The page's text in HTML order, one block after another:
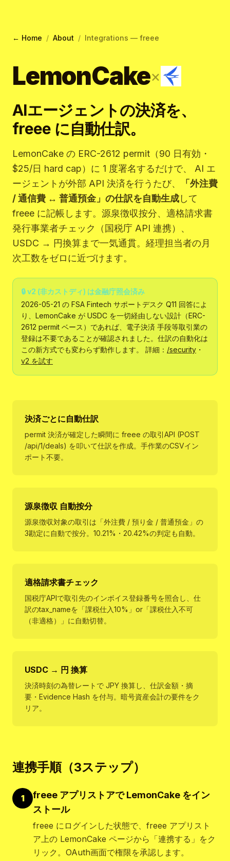
← Home / About / Integrations — freee
LemonCake×
AIエージェントの決済を、
freee に自動仕訳。
LemonCake の ERC-2612 permit（90 日有効・
$25/日 hard cap）に 1 度署名するだけで、 AI エ
ージェントが外部 API 決済を行うたび、
「外注費
/ 通信費 ↔ 普通預金」の仕訳を自動生成して
freee に記帳します。源泉徴収按分、適格請求書
発行事業者チェック（国税庁 API 連携）、
USDC → 円換算まで一気通貫。経理担当者の月
次工数をゼロに近づけます。
🔒 v2 (非カストディ) は金融庁照会済み
2026-05-21 の FSA Fintech サポートデスク Q11 回答によ
り、LemonCake が USDC を一切経由しない設計（ERC-
2612 permit ベース）であれば、電子決済 手段等取引業の
登録は不要であることが確認されました。仕訳の自動化は
この新方式でも変わらず動作します。 詳細： /security ・
v2 を試す
決済ごとに自動仕訳
permit 決済が確定した瞬間に freee の取引API (POST
/api/1/deals) を叩いて仕訳を作成。手作業のCSVイン
ポート不要。
源泉徴収 自動按分
源泉徴収対象の取引は「外注費 / 預り金 / 普通預金」の
3勘定に自動で按分。10.21%・20.42%の判定も自動。
適格請求書チェック
国税庁APIで取引先のインボイス登録番号を照合し、仕
訳のtax_nameを「課税仕入10%」or「課税仕入不可
（非適格）」に自動切替。
USDC → 円 換算
決済時刻の為替レートで JPY 換算し、仕訳金額・摘
要・Evidence Hash を付与。暗号資産会計の要件をク
リア。
連携手順（3ステップ）
1
freee アプリストアで LemonCake をイン
ストール
freee にログインした状態で、freee アプリスト
ア上の LemonCake ページから「連携する」をク
リック。OAuth画面で権限を承認します。